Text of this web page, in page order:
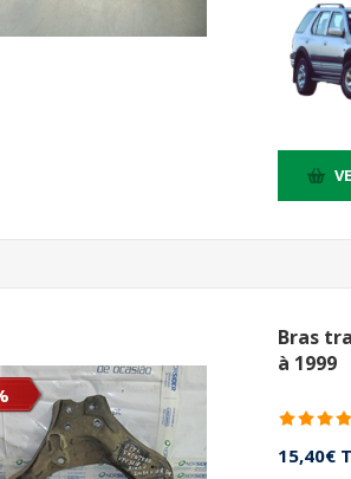
Bras
à 1999
15,40€